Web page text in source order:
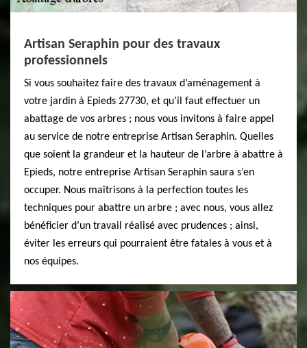
Artisan Seraphin pour des travaux
professionnels
Si vous souhaitez faire des travaux d’aménagement à
votre jardin à Epieds 27730, et qu’il faut effectuer un
abattage de vos arbres ; nous vous invitons à faire appel
au service de notre entreprise Artisan Seraphin. Quelles
que soient la grandeur et la hauteur de l’arbre à abattre à
Epieds, notre entreprise Artisan Seraphin saura s’en
occuper. Nous maîtrisons à la perfection toutes les
techniques pour abattre un arbre ; avec nous, vous allez
bénéficier d’un travail réalisé avec prudences ; ainsi,
éviter les erreurs qui pourraient être fatales à vous et à
nos équipes.